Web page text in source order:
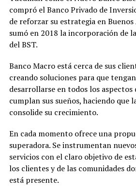
compró el Banco Privado de
de reforzar su estrategia en Buenos
sumó en 2018 la incorporación de
del BST.
Banco Macro está cerca de sus
creando soluciones para que
desarrollarse en todos los aspectos
cumplan sus sueños, haciendo que
consolide su crecimiento.
En cada momento ofrece una
superadora. Se instrumentan
servicios con el claro objetivo de
los clientes y de las comunidades
está presente.